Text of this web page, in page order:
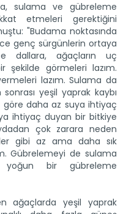
sulama ve gübreleme
etmeleri gerektiğini
"Budama noktasında
genç sürgünlerin ortaya
dallara, ağaçların uç
şekilde görmeleri lazım.
lazım. Sulama da
yeşil yaprak kaybı
göre daha az suya ihtiyaç
ihtiyaç duyan bir bitkiye
çok zarara neden
gibi az ama daha sık
Gübrelemeyi de sulama
bir gübreleme
ağaçlarda yeşil yaprak